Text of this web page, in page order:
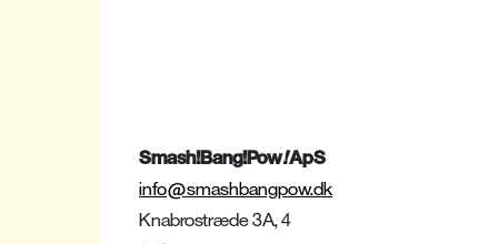
Smash!Bang!Pow!ApS
info@smashbangpow.dk
Knabrostræde 3A, 4